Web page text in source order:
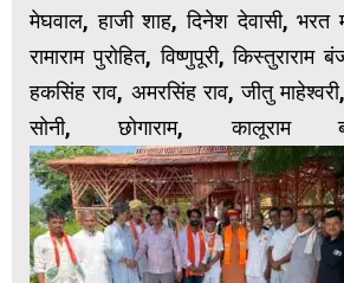
मेघवाल, हाजी शाह, दिनेश देवासी, भरत
रामाराम पुरोहित, विष्णुपूरी, किस्तुराराम
हकसिंह राव, अमरसिंह राव, जीतु
सोनी, छोगाराम, कालूराम